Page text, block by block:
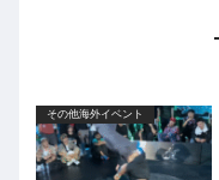
その他海外イベント